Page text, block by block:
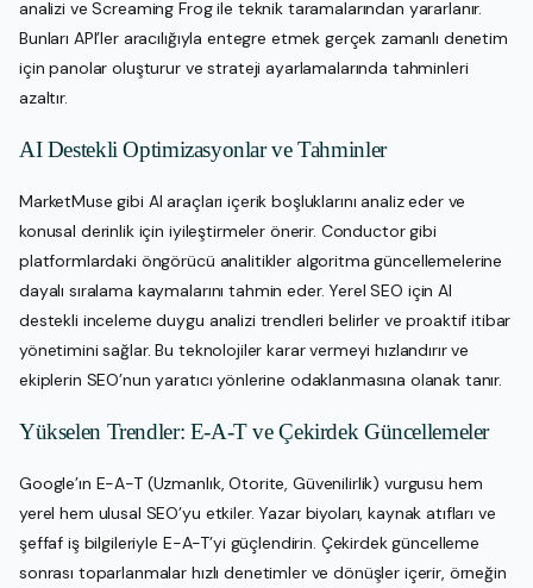
analizi ve Screaming Frog ile teknik taramalarından yararlanır.
Bunları API’ler aracılığıyla entegre etmek gerçek zamanlı denetim
için panolar oluşturur ve strateji ayarlamalarında tahminleri
azaltır.
AI Destekli Optimizasyonlar ve Tahminler
MarketMuse gibi AI araçları içerik boşluklarını analiz eder ve
konusal derinlik için iyileştirmeler önerir. Conductor gibi
platformlardaki öngörücü analitikler algoritma güncellemelerine
dayalı sıralama kaymalarını tahmin eder. Yerel SEO için AI
destekli inceleme duygu analizi trendleri belirler ve proaktif itibar
yönetimini sağlar. Bu teknolojiler karar vermeyi hızlandırır ve
ekiplerin SEO’nun yaratıcı yönlerine odaklanmasına olanak tanır.
Yükselen Trendler: E-A-T ve Çekirdek Güncellemeler
Google’ın E-A-T (Uzmanlık, Otorite, Güvenilirlik) vurgusu hem
yerel hem ulusal SEO’yu etkiler. Yazar biyoları, kaynak atıfları ve
şeffaf iş bilgileriyle E-A-T’yi güçlendirin. Çekirdek güncelleme
sonrası toparlanmalar hızlı denetimler ve dönüşler içerir, örneğin